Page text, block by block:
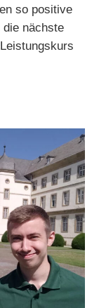
so positive
nächste